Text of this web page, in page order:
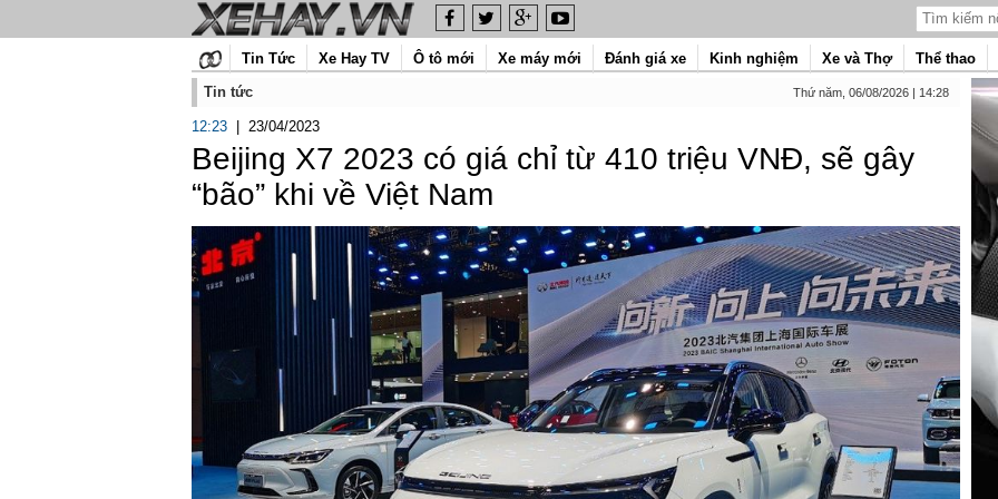
Tin Tức Xe Hay TV Ô tô mới Xe máy mới Đánh giá xe Kinh nghiệm Xe và Thợ Thể thao
Tin tức
Thứ năm, 06/08/2026 | 14:28
12:23 23/04/2023
Beijing X7 2023 có giá chỉ từ 410 triệu VNĐ, sẽ gây
“bão” khi về Việt Nam